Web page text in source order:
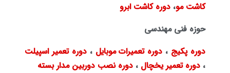
کاشت مو، دوره کاشت ابرو
حوزه فنی مهندسی
دوره پکیج ، دوره تعمیرات موبایل ،دوره تعمیر اسپیلت
، دوره تعمیر یخچال ، دوره نصب دوربین مدار بسته